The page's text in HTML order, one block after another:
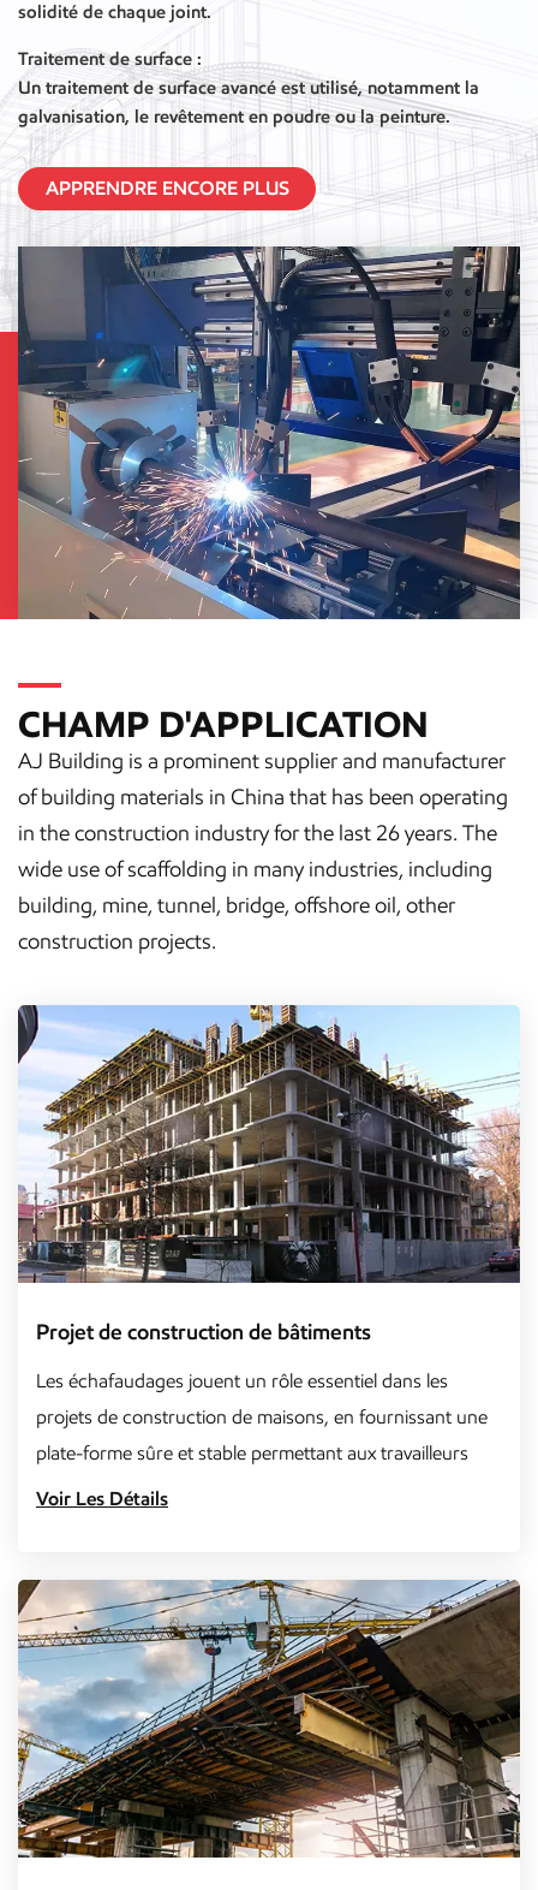
solidité de chaque joint.
Traitement de surface :
Un traitement de surface avancé est utilisé, notamment la
galvanisation, le revêtement en poudre ou la peinture.
APPRENDRE ENCORE PLUS
CHAMP D'APPLICATION
AJ Building is a prominent supplier and manufacturer
of building materials in China that has been operating
in the construction industry for the last 26 years. The
wide use of scaffolding in many industries, including
building, mine, tunnel, bridge, offshore oil, other
construction projects.
Projet de construction de bâtiments
Les échafaudages jouent un rôle essentiel dans les
projets de construction de maisons, en fournissant une
plate-forme sûre et stable permettant aux travailleurs
d'accéder au...
Voir Les Détails